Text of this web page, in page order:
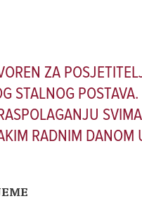
ZA
STALNOG
SVIMA
RADNIM DANOM